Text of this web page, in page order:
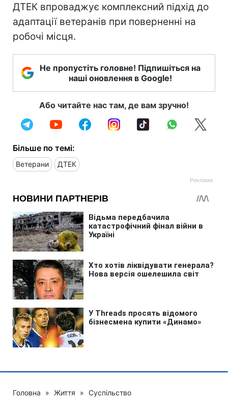
ДТЕК впроваджує комплексний підхід до
адаптації ветеранів при поверненні на
робочі місця.
Не пропустіть головне! Підпишіться на
наші оновлення в Google!
Або читайте нас там, де вам зручно!
Більше по темі:
Ветерани ДТЕК
Головна » Життя » Суспільство